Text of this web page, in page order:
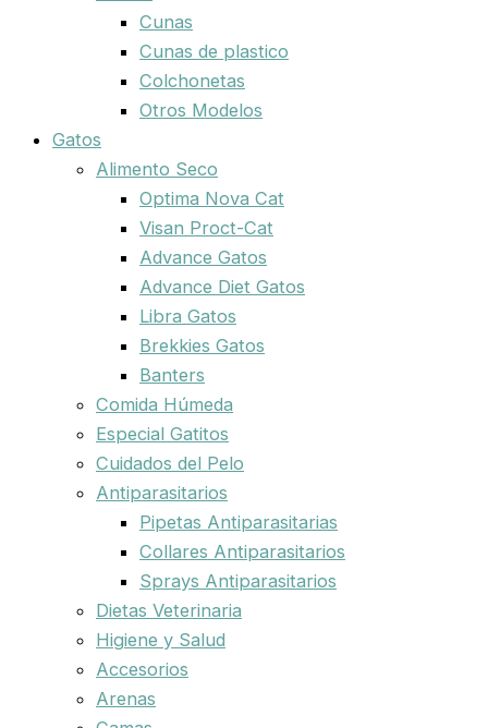
Cunas
Cunas de plastico
Colchonetas
Otros Modelos
Gatos
Alimento Seco
Optima Nova Cat
Visan Proct-Cat
Advance Gatos
Advance Diet Gatos
Libra Gatos
Brekkies Gatos
Banters
Comida Húmeda
Especial Gatitos
Cuidados del Pelo
Antiparasitarios
Pipetas Antiparasitarias
Collares Antiparasitarios
Sprays Antiparasitarios
Dietas Veterinaria
Higiene y Salud
Accesorios
Arenas